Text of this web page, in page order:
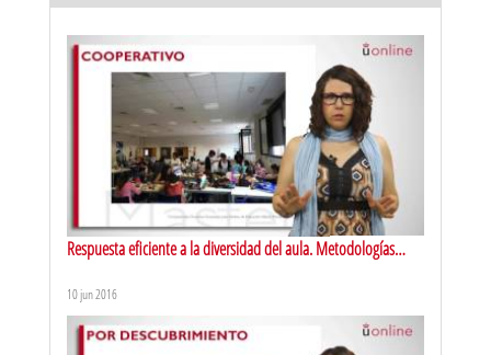
Respuesta eficiente a la diversidad del aula. Metodologías
10 jun 2016